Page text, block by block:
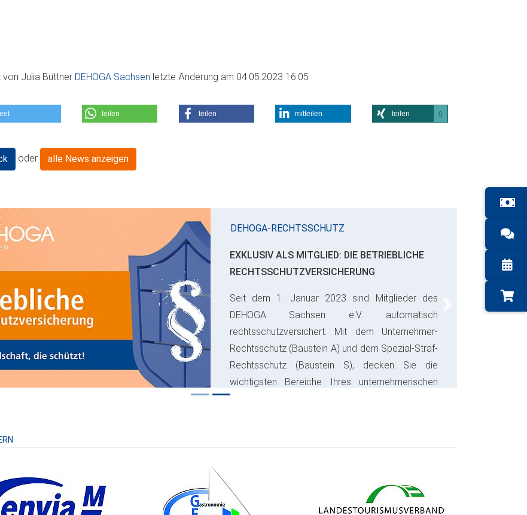
von Julia Büttner DEHOGA Sachsen letzte Änderung am 04.05.2023 16:05
teilen teilen mitteilen teilen 0
oder alle News anzeigen
DEHOGA-RECHTSSCHUTZ
EXKLUSIV ALS MITGLIED: DIE BETRIEBLICHE
RECHTSSCHUTZVERSICHERUNG
Seit dem 1. Januar 2023 sind Mitglieder des
DEHOGA Sachsen e.V. automatisch
rechtsschutzversichert. Mit dem Unternehmer-
Rechtsschutz (Baustein A) und dem Spezial-Straf-
Rechtsschutz (Baustein S), decken Sie die
wichtigsten Bereiche Ihres unternehmerischen
Risikos ab und sparen bares Geld.